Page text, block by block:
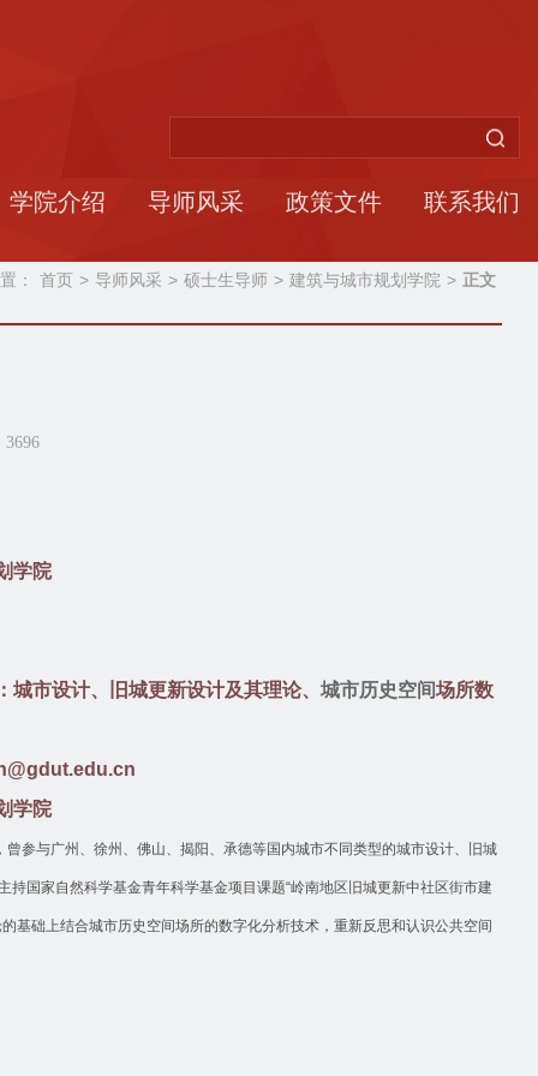
学院介绍 导师风采 政策文件 联系我们
： 首页 > 导师风采 > 硕士生导师 > 建筑与城市规划学院 > 正文
3696
学院
城市设计、旧城更新设计及其理论、 城市历史空间场所数
学院
参与广州、徐州、佛山、揭阳、承德等国内城市不同类型的城市设计、旧城
持国家自然科学基金青年科学基金项目课题“岭南地区旧城更新中社区街市建
基础上结合城市历史空间场所的数字化分析技术，重新反思和认识公共空间